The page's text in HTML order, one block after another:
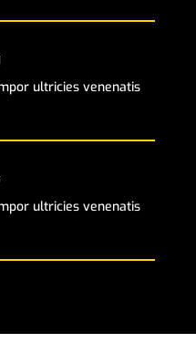
ultricies venenatis
ultricies venenatis